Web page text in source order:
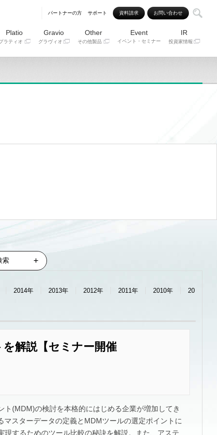
パートナーの方 サポート 資料請求 お問い合わせ
Platio
ラティオ
Gravio
グラヴィオ
Other
その他製品
Event
イベント・セミナー
IR
投資家情報
索
2014年 2013年 2012年 2011年 2010年 20
解説【セミナー開催
(MDM)の検討を本格的にはじめる企業が増加してき
スターデータの定義とMDMツールの選定ポイントに
するためのツール比較の秘訣を解説。また、アステ